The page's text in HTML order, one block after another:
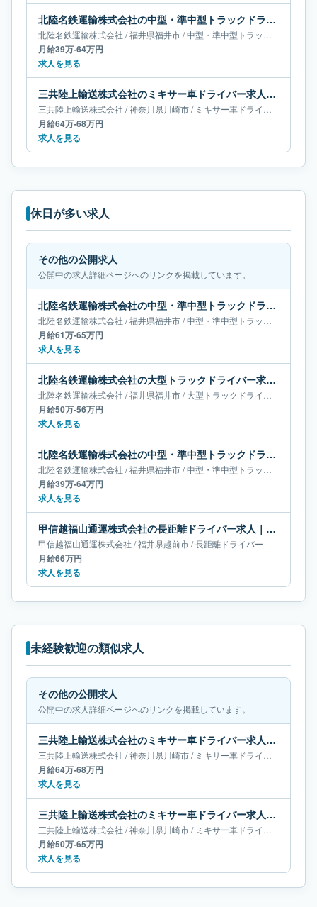
北陸名鉄運輸株式会社の中型・準中型トラックドライバー求人｜福井県福井市｜月給39万-64万円
北陸名鉄運輸株式会社 /福井県福井市/中型・準中型トラックドライバー
月給39万-64万円
求人を見る
三共陸上輸送株式会社のミキサー車ドライバー求人｜神奈川県川崎市｜月給64万-68万円
三共陸上輸送株式会社 /神奈川県川崎市/ ミキサー車ドライバー
月給64万-68万円
求人を見る
休日が多い求人
その他の公開求人
公開中の求人詳細ページへのリンクを掲載しています。
北陸名鉄運輸株式会社の中型・準中型トラックドライバー求人｜福井県福井市｜月給61万-65万円
北陸名鉄運輸株式会社 /福井県福井市/中型・準中型トラックドライバー
月給61万-65万円
求人を見る
北陸名鉄運輸株式会社の大型トラックドライバー求人｜福井県福井市｜月給50万-56万円
北陸名鉄運輸株式会社 /福井県福井市/大型トラックドライバー
月給50万-56万円
求人を見る
北陸名鉄運輸株式会社の中型・準中型トラックドライバー求人｜福井県福井市｜月給39万-64万円
北陸名鉄運輸株式会社 /福井県福井市/中型・準中型トラックドライバー
月給39万-64万円
求人を見る
甲信越福山通運株式会社の長距離ドライバー求人｜福井県越前市｜月給66万円
甲信越福山通運株式会社 /福井県越前市/長距離ドライバー
月給66万円
求人を見る
未経験歓迎の類似求人
その他の公開求人
公開中の求人詳細ページへのリンクを掲載しています。
三共陸上輸送株式会社のミキサー車ドライバー求人｜神奈川県川崎市｜月給64万-68万円
三共陸上輸送株式会社 /神奈川県川崎市/ ミキサー車ドライバー
月給64万-68万円
求人を見る
三共陸上輸送株式会社のミキサー車ドライバー求人｜神奈川県川崎市｜月給50万-65万円
三共陸上輸送株式会社 /神奈川県川崎市/ ミキサー車ドライバー
月給50万-65万円
求人を見る